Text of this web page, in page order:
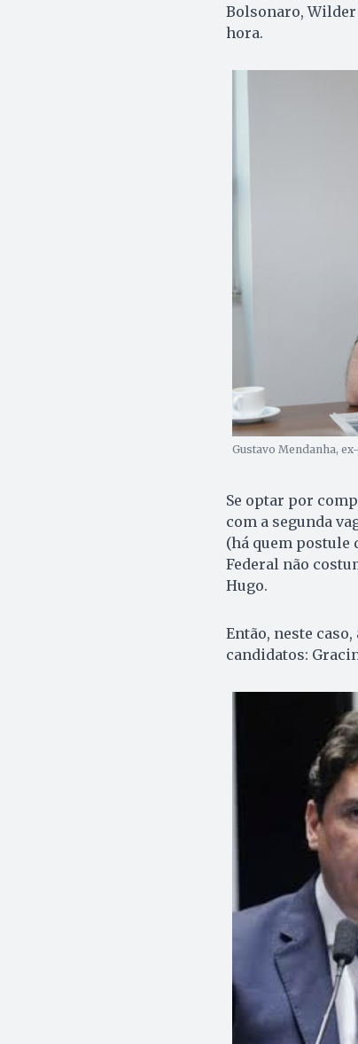
Bolsonaro, Wilder
hora.
Gustavo Mendanha,
Se optar por
com a segunda
(há quem postule
Federal não
Hugo.
Então, neste
candidatos: